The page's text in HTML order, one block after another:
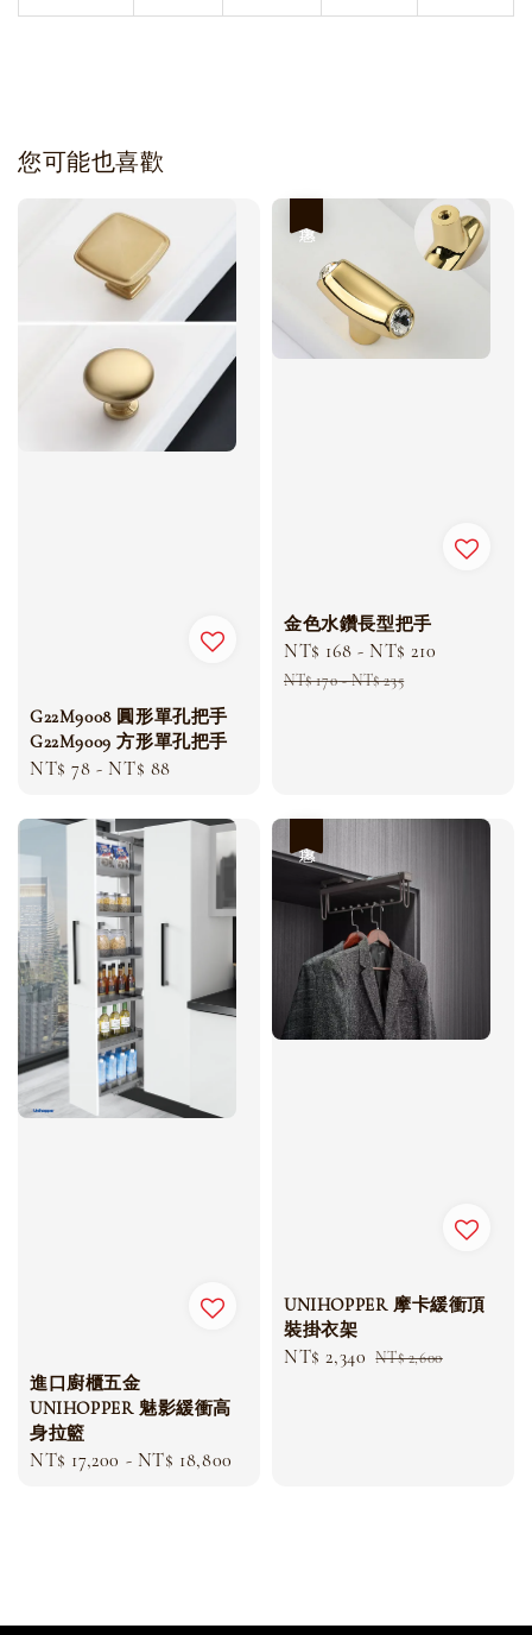
您可能也喜歡
G22M9008 圓形單孔把手
G22M9009 方形單孔把手
Regular
NT$ 78 - NT$ 88
金色水鑽長型把手
Sale
price
NT$ 168 - NT$ 210
NT$ 170-NT$ 235
進口廚櫃五金
UNIHOPPER 魅影緩衝高
身拉籃
Regular
NT$ 17,200 - NT$ 18,800
UNIHOPPER 摩卡緩衝頂
裝掛衣架
Sale
NT$ 2,340 Regular
NT$ 2,600